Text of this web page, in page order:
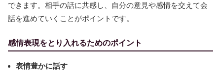
できます。相手の話に共感し、自分の意見や感情を交えて会
話を進めていくことがポイントです。
感情表現をとり入れるためのポイント
表情豊かに話す